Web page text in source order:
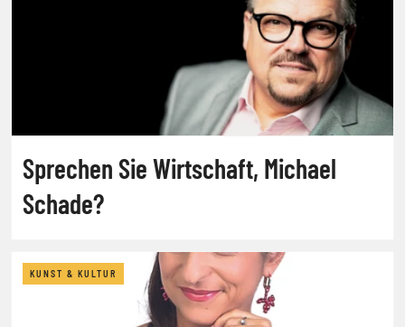
Sprechen Sie Wirtschaft, Michael
Schade?
KUNST & KULTUR